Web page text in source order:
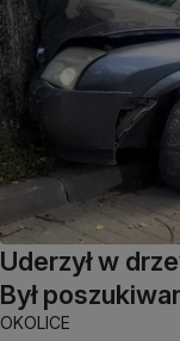
Uderzył w
Był
OKOLICE